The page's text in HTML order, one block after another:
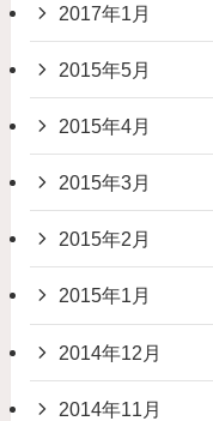
2017年1月
2015年5月
2015年4月
2015年3月
2015年2月
2015年1月
2014年12月
2014年11月